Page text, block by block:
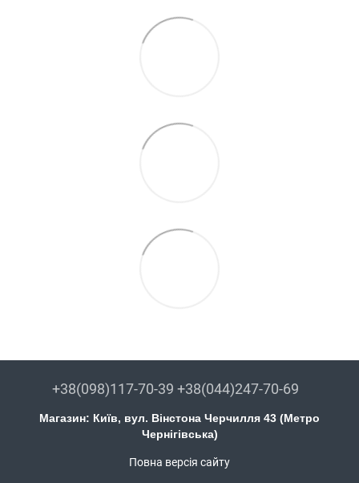
+38(098)117-70-39 +38(044)247-70-69
Магазин: Київ, вул. Вінстона Черчилля 43 (Метро
Чернігівська)
Повна версія сайту